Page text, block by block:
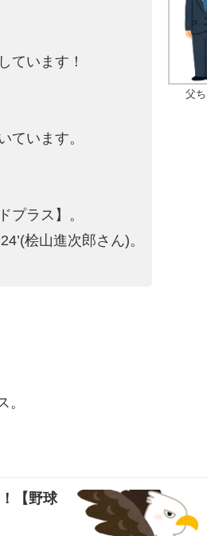
父
ています！
ています。
プラス】。
桧山進次郎さん)。
【野球